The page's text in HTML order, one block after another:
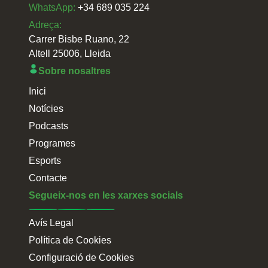
WhatsApp: +34 689 035 224
Adreça:
Carrer Bisbe Ruano, 22
Altell 25006, Lleida
Sobre nosaltres
Inici
Notícies
Podcasts
Programes
Esports
Contacte
Segueix-nos en les xarxes socials
Avís Legal
Política de Cookies
Configuració de Cookies